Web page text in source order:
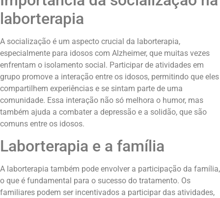
laborterapia
A socialização é um aspecto crucial da laborterapia,
especialmente para idosos com Alzheimer, que muitas vezes
enfrentam o isolamento social. Participar de atividades em
grupo promove a interação entre os idosos, permitindo que eles
compartilhem experiências e se sintam parte de uma
comunidade. Essa interação não só melhora o humor, mas
também ajuda a combater a depressão e a solidão, que são
comuns entre os idosos.
Laborterapia e a família
A laborterapia também pode envolver a participação da família,
o que é fundamental para o sucesso do tratamento. Os
familiares podem ser incentivados a participar das atividades,